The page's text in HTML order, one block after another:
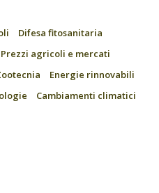
Difesa fitosanitaria
Prezzi agricoli e mercati
Energie rinnovabili
Cambiamenti climatici